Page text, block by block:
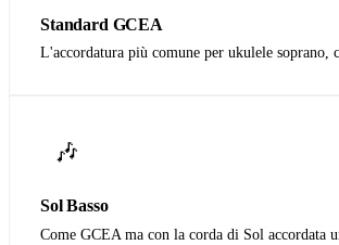
Standard GCEA
L'accordatura più comune per ukulele
🎶
Sol Basso
Come GCEA ma con la corda di Sol accordata